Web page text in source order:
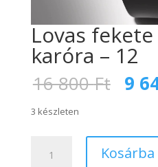
Lovas
karóra – 12
16 800Ft
price
16
800
9
3 készleten
fekete